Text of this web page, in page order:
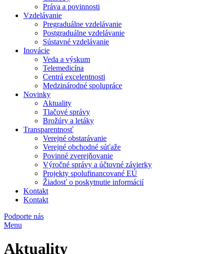
Práva a povinnosti
Vzdelávanie
Pregraduálne vzdelávanie
Postgraduálne vzdelávanie
Sústavné vzdelávanie
Inovácie
Veda a výskum
Telemedicína
Centrá excelentnosti
Medzinárodné spolupráce
Novinky
Aktuality
Tlačové správy
Brožúry a letáky
Transparentnosť
Verejné obstarávanie
Verejné obchodné súťaže
Povinné zverejňovanie
Výročné správy a účtovné závierky
Projekty spolufinancované EÚ
Žiadosť o poskytnutie informácií
Kontakt
Kontakt
Podporte nás
Menu
Aktuality